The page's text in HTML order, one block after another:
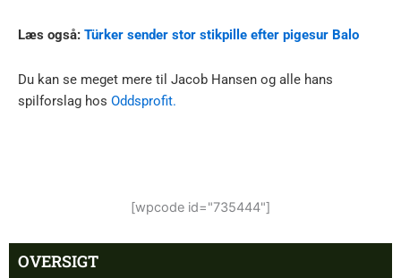
Læs også: Türker sender stor stikpille efter pigesur Balo
Du kan se meget mere til Jacob Hansen og alle hans
spilforslag hos Oddsprofit.
[wpcode id="735444"]
OVERSIGT